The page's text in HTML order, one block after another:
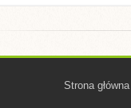
Strona główna